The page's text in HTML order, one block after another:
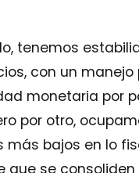
tenemos
con un
monetaria por
por otro,
más bajos en lo
que se